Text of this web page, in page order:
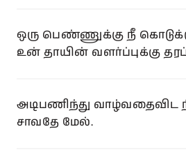
ஒரு பெண்ணுக்கு நீ
உன் தாயின் வளர்ப்புக்கு
அடிபணிந்து வாழ்வதைவிட
சாவதே மேல்.